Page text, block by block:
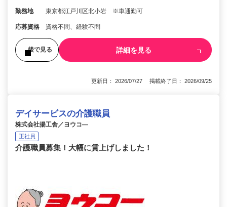
勤務地 東京都江戸川区北小岩 ※車通勤可
応募資格 資格不問、経験不問
後で見る 詳細を見る
更新日： 2026/07/27 掲載終了日： 2026/09/25
デイサービスの介護職員
株式会社揚工舎／ヨウコ―
正社員
介護職員募集！大幅に賃上げしました！